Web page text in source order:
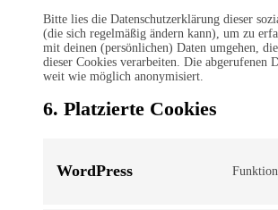
Bitte lies die Datenschutzerklärung dieser
(die sich regelmäßig ändern kann), um zu
mit deinen (persönlichen) Daten umgehen,
dieser Cookies verarbeiten. Die abgerufenen
weit wie möglich anonymisiert.
6. Platzierte Cookies
WordPress